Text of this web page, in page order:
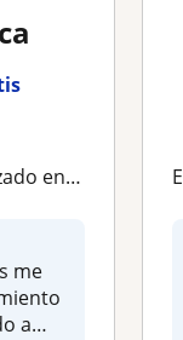
tus objetivos
me
a